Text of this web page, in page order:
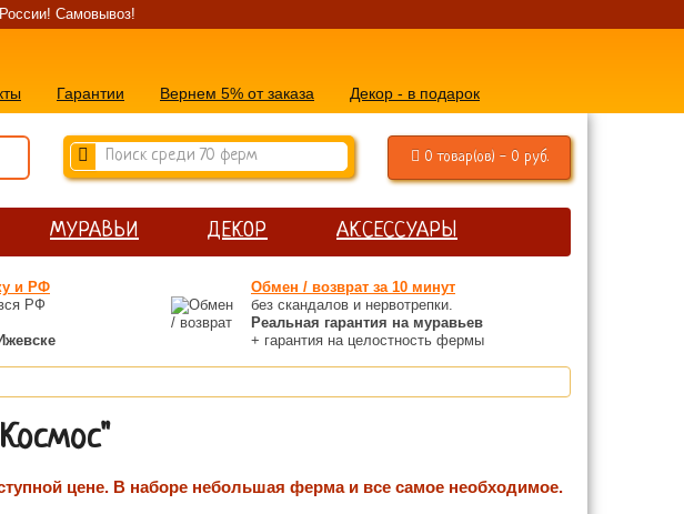
Самовывоз!
Гарантии Вернем 5% от заказа Декор - в подарок
0 товар(ов) - 0 руб.
МУРАВЬИ ДЕКОР АКСЕССУАРЫ
и РФ
РФ
Обмен / возврат за 10 минут
без скандалов и нервотрепки.
Реальная гарантия на муравьев
+ гарантия на целостность фермы
цене. В наборе небольшая ферма и все самое необходимое.